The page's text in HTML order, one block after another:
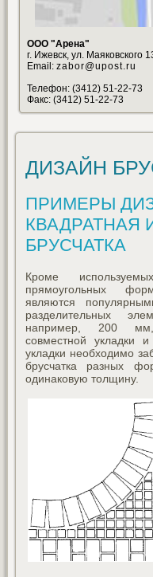
ООО "Арена"
г. Ижевск, ул. Маяковского
Email: zabor@upost.ru
Телефон: (3412) 51-22-73
Факс: (3412) 51-22-73
ДИЗАЙН
ПРИМЕРЫ
КВАДРАТНАЯ
БРУСЧАТКА
Кроме
прямоугольных
являются
разделительных
например, 200 мм,
совместной укладки
укладки необходимо
брусчатка разных
одинаковую толщину.